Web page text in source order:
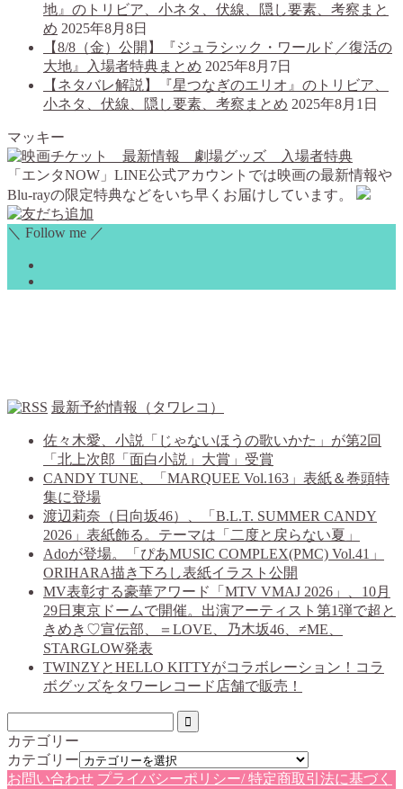
地』のトリビア、小ネタ、伏線、隠し要素、考察まと
め 2025年8月8日
【8/8（金）公開】『ジュラシック・ワールド／復活の
大地』入場者特典まとめ 2025年8月7日
【ネタバレ解説】『星つなぎのエリオ』のトリビア、
小ネタ、伏線、隠し要素、考察まとめ 2025年8月1日
マッキー
「エンタNOW」LINE公式アカウントでは映画の最新情報や
Blu-rayの限定特典などをいち早くお届けしています。
＼ Follow me ／
最新予約情報（タワレコ）
佐々木愛、小説「じゃないほうの歌いかた」が第2回
「北上次郎「面白小説」大賞」受賞
CANDY TUNE、「MARQUEE Vol.163」表紙＆巻頭特
集に登場
渡辺莉奈（日向坂46）、「B.L.T. SUMMER CANDY
2026」表紙飾る。テーマは「二度と戻らない夏」
Adoが登場。「ぴあMUSIC COMPLEX(PMC) Vol.41」
ORIHARA描き下ろし表紙イラスト公開
MV表彰する豪華アワード「MTV VMAJ 2026」、10月
29日東京ドームで開催。出演アーティスト第1弾で超と
きめき♡宣伝部、＝LOVE、乃木坂46、≠ME、
STARGLOW発表
TWINZYとHELLO KITTYがコラボレーション！コラ
ボグッズをタワーレコード店舗で販売！
カテゴリー
カテゴリー
お問い合わせ プライバシーポリシー/ 特定商取引法に基づく